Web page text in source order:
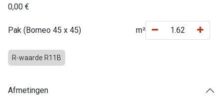
0,00 €
Pak (Borneo 45 x 45) m²
R-waarde R11B
Afmetingen